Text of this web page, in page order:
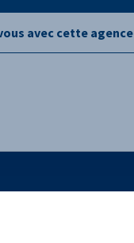
avec cette agence